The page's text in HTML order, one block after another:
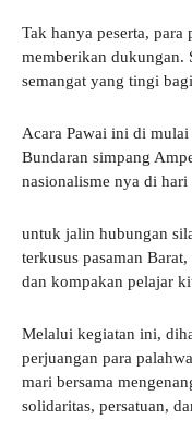
Tak hanya peserta,
memberikan dukungan.
semangat yang tingi
Acara Pawai ini di
Bundaran simpang
nasionalisme nya di
untuk jalin hubungan
terkusus pasaman
dan kompakan pelajar
Melalui kegiatan ini,
perjuangan para
mari bersama
solidaritas, persatuan,